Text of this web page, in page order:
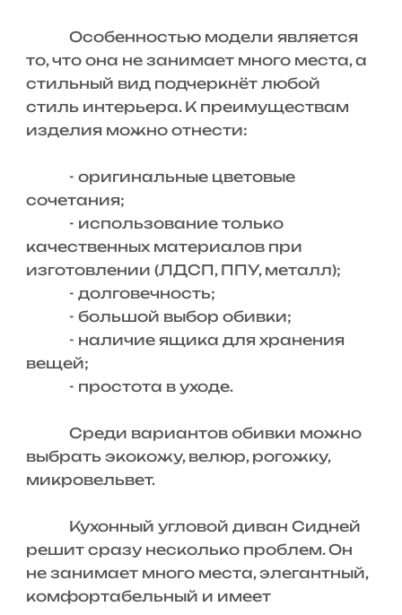
Особенностью модели является
то, что она не занимает много места, а
стильный вид подчеркнёт любой
стиль интерьера. К преимуществам
изделия можно отнести:
- оригинальные цветовые
сочетания;
- использование только
качественных материалов при
изготовлении (ЛДСП, ППУ, металл);
- долговечность;
- большой выбор обивки;
- наличие ящика для хранения
вещей;
- простота в уходе.
Среди вариантов обивки можно
выбрать экокожу, велюр, рогожку,
микровельвет.
Кухонный угловой диван Сидней
решит сразу несколько проблем. Он
не занимает много места, элегантный,
комфортабельный и имеет